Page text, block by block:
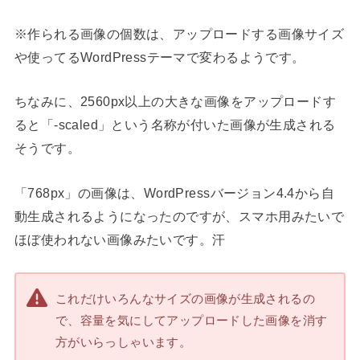
※作られる画像の個数は、アップロードする画像サイズ
や使ってるWordPressテーマで変わるようです。
ちなみに、2560px以上の大きな画像をアップロードす
ると「-scaled」という名称が付いた画像が生成される
そうです。
「768px」の画像は、WordPressバージョン4.4から自
動生成されるようになったのですが、スマホ用みたいで
ほぼ使われない画像みたいです。汗
これだけいろんなサイズの画像が生成されるの
で、容量を気にしてアップロードした画像を消す
方がいらっしゃいます。